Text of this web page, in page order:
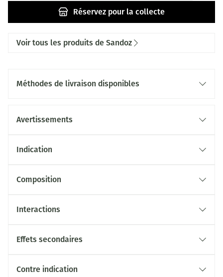
Réservez pour la collecte
Voir tous les produits de Sandoz
Méthodes de livraison disponibles
Avertissements
Indication
Composition
Interactions
Effets secondaires
Contre indication